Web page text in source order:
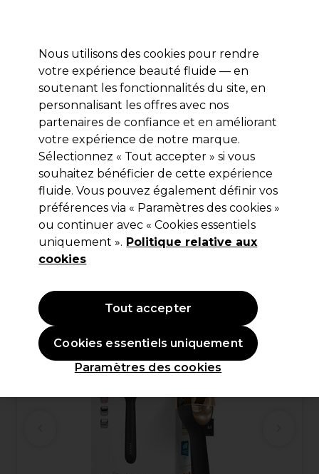
Se connecter
Marques Bons plans Coiffure Electro et Matériel
Livraison et délais
lire la suite
GESKE
GESKE Rouleau de Visage à
Microaiguilles | 9 en 1
(0)
35,00 €Hors TVA
Nous utilisons des cookies pour rendre
votre expérience beauté fluide — en
soutenant les fonctionnalités du site, en
personnalisant les offres avec nos
partenaires de confiance et en améliorant
votre expérience de notre marque.
Sélectionnez « Tout accepter » si vous
souhaitez bénéficier de cette expérience
fluide. Vous pouvez également définir vos
préférences via « Paramètres des cookies »
ou continuer avec « Cookies essentiels
uniquement ». Politique relative aux
cookies
Paramètres des cookies
Cookies essentiels uniquement
Tout accepter